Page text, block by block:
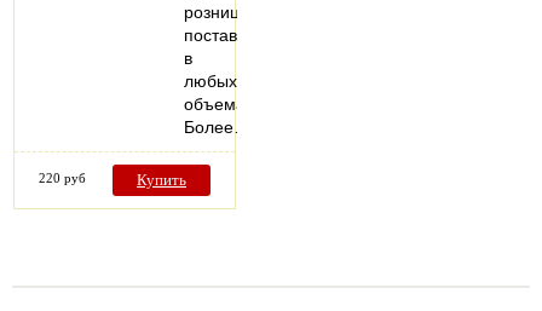
розницу,
поставки
в
любых
объемах.
Более…
220 руб Купить